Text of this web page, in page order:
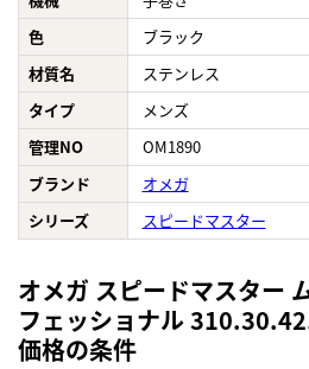
色
ブラック
材質名
ステンレス
タイプ
メンズ
管理NO
OM1890
ブランド
オメガ
シリーズ
スピードマスター
オメガ スピードマスター
フェッショナル
価格の条件